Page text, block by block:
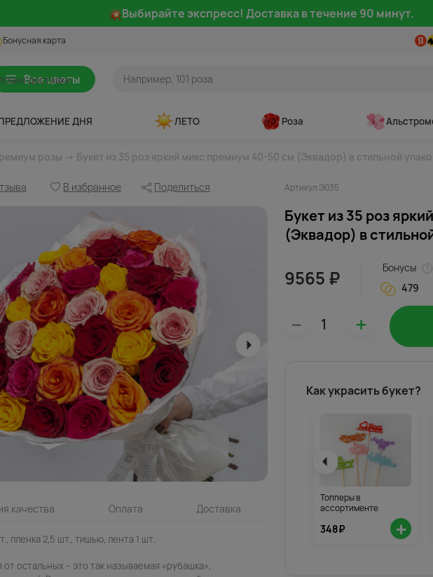
Выбирайте экспресс! Доставка в течение 90 минут.
доставки
Бонусная карта
Все цветы
ДНЯ ЛЕТО Роза
розы → Букет из 35 роз яркий микс премиум 40-50 см (Эквадор) в стильной
В избранное Поделиться Артикул Э035
Гарантия качества Оплата Доставка
пленка 2,5 шт., тишью, лента 1 шт.
остальных – это так называемая «рубашка»,
Букет из 35 роз
(Эквадор) в
9565 ₽
Бонусы
479
– +
Как украсить букет?
Топперы в
ассортименте
348₽ +